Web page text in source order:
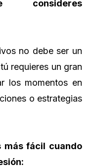
consideres
no debe ser un
requieres un gran
los momentos en
o estrategias
más fácil cuando